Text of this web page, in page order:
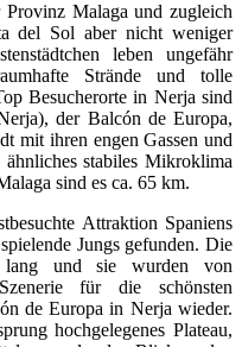
Malaga und zugleich
del Sol aber nicht weniger
leben ungefähr
Strände und tolle
Besucherorte in Nerja sind
der Balcón de Europa,
mit ihren engen Gassen und
stabiles Mikroklima
sind es ca. 65 km.
Attraktion Spaniens
Jungs gefunden. Die
und sie wurden von
für die schönsten
de Europa in Nerja wieder.
hochgelegenes Plateau,